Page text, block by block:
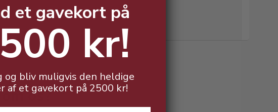
os?
et gavekort på
kr!
og bliv muligvis den heldige
af et gavekort på 2500 kr!